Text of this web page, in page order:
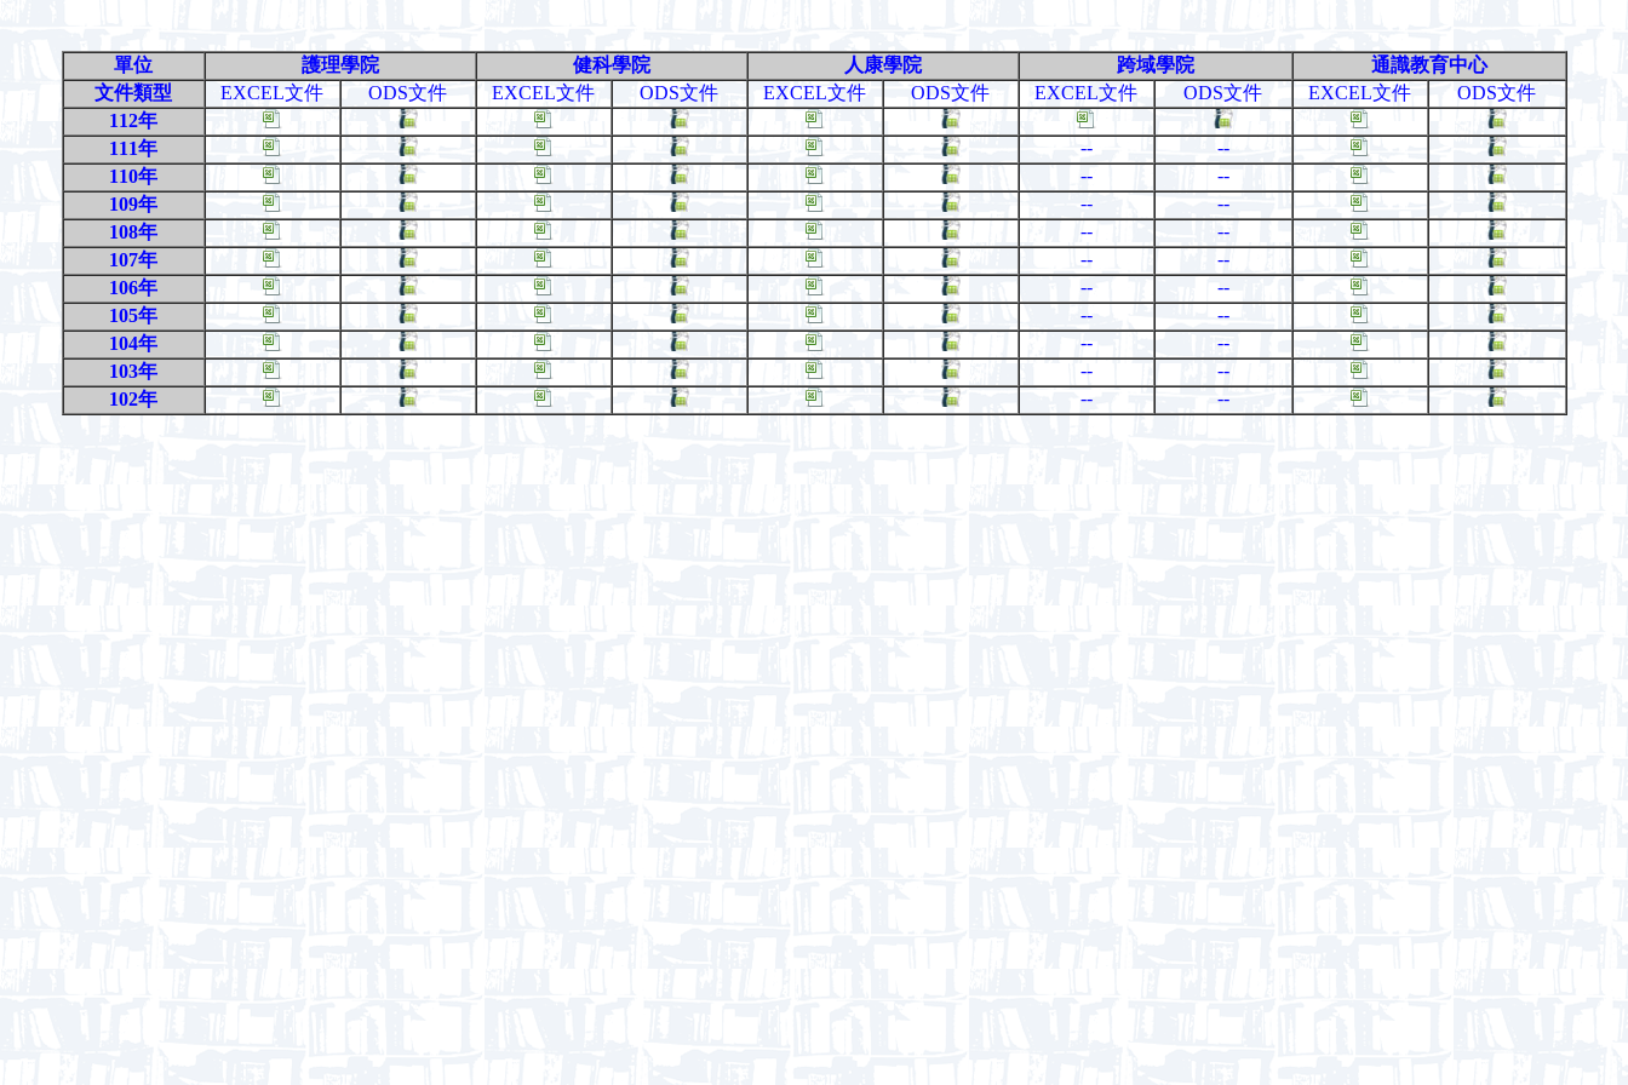
單位 護理學院 健科學院 人康學院 跨域學院
通識教育中心
文件類型
EXCEL文件 ODS文件 EXCEL文件 ODS文件 EXCEL文件 ODS文件 EXCEL文件 ODS文件 EXCEL文件
ODS文件
112年
111年
--
--
110年
--
--
109年
--
--
108年
--
--
107年
--
--
106年
--
--
105年
--
--
104年
--
--
103年
--
--
102年
-- --